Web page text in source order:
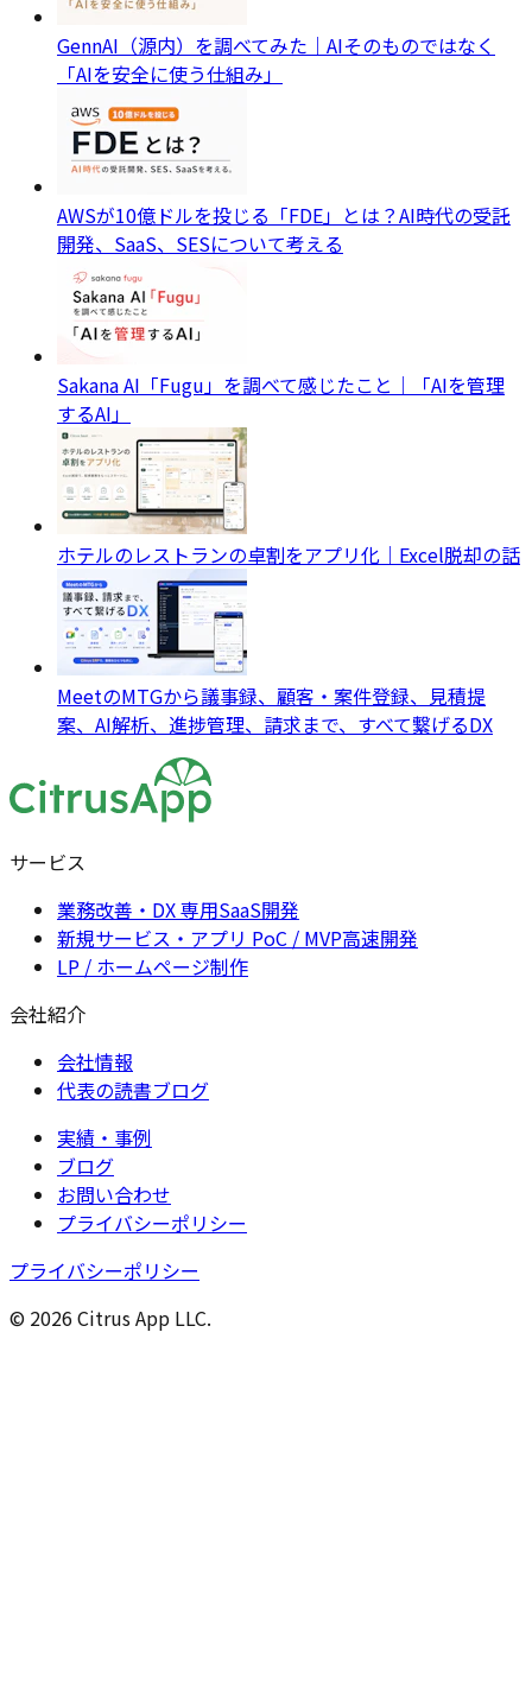
GennAI（源内）を調べてみた｜AIそのものではなく
「AIを安全に使う仕組み」
AWSが10億ドルを投じる「FDE」とは？AI時代の受託
開発、SaaS、SESについて考える
Sakana AI「Fugu」を調べて感じたこと｜「AIを管理
するAI」
ホテルのレストランの卓割をアプリ化｜Excel脱却の話
MeetのMTGから議事録、顧客・案件登録、見積提
案、AI解析、進捗管理、請求まで、すべて繋げるDX
サービス
業務改善・DX 専用SaaS開発
新規サービス・アプリ PoC / MVP高速開発
LP / ホームページ制作
会社紹介
会社情報
代表の読書ブログ
実績・事例
ブログ
お問い合わせ
プライバシーポリシー
プライバシーポリシー
© 2026 Citrus App LLC.